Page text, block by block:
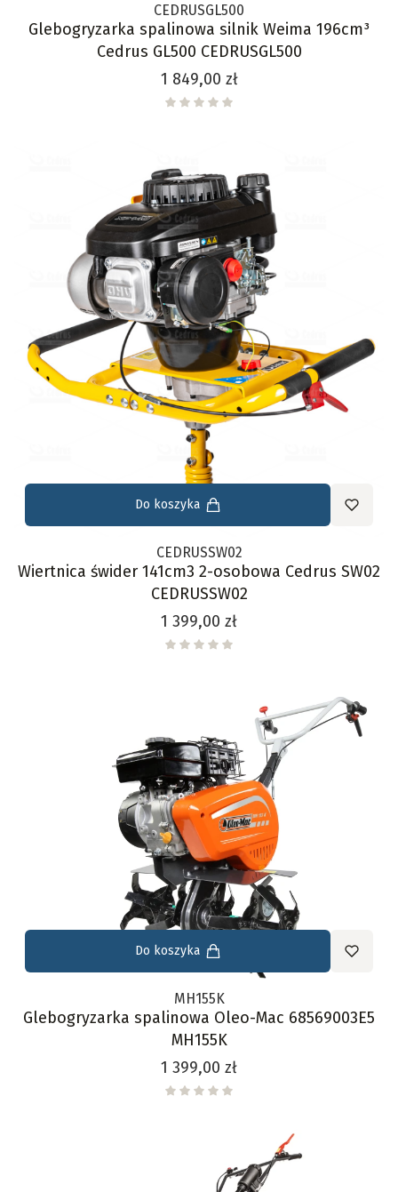
CEDRUSGL500
Glebogryzarka spalinowa silnik Weima 196cm³
Cedrus GL500 CEDRUSGL500
Cena
1 849,00 zł
Do koszyka
CEDRUSSW02
Wiertnica świder 141cm3 2-osobowa Cedrus SW02
CEDRUSSW02
Cena
1 399,00 zł
Do koszyka
MH155K
Glebogryzarka spalinowa Oleo-Mac 68569003E5
MH155K
Cena
1 399,00 zł